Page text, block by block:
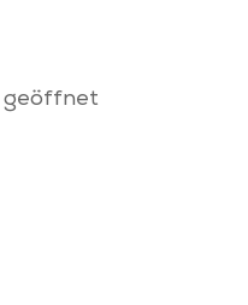
geöffnet